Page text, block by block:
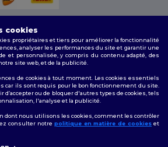
de personnalisation |Politique de
cookies
propriétaires et tiers pour améliorer la fonctionnalité
analyser les performances du site et garantir une
et personnalisée, y compris du contenu adapté, des
site web, et de la publicité.
de cookies à tout moment. Les cookies essentiels
car ils sont requis pour le bon fonctionnement du site.
d’accepter ou de bloquer d'autres types de cookies, tels
l'analyse et la publicité.
dont nous utilisons les cookies, comment les contrôler
consulter notre politique en matière de cookies et